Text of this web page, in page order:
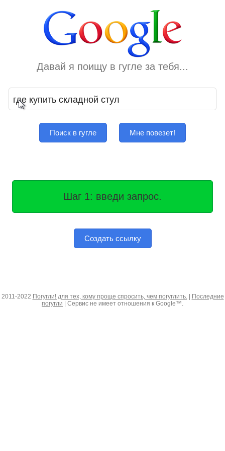
Давай я поищу в гугле за тебя...
Поиск в гугле Мне повезет!
Шаг 1: введи запрос.
Создать ссылку
2011-2022 Погугли! для тех, кому проще спросить, чем погуглить.|
Последние
погугли | Сервис не имеет отношения к Google™.